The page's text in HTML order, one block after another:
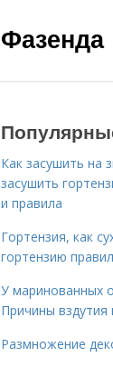
Фазенда
Как засушить на
засушить
и правила
Гортензия, как
гортензию
У маринованных
Причины вздутия
Размножение